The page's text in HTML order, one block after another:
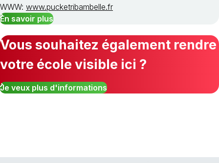
WWW: www.pucketribambelle.fr
En savoir plus
Vous souhaitez également rendre
votre école visible ici ?
Je veux plus d'informations